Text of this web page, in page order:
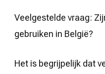
Veelgestelde vraag:
gebruiken in België?
Het is begrijpelijk dat